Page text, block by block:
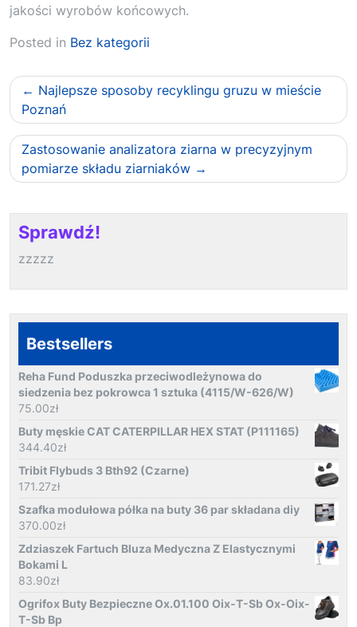
jakości wyrobów końcowych.
Posted in Bez kategorii
Nawigacja
wpisu
Najlepsze sposoby recyklingu gruzu w mieście
Poznań
Zastosowanie analizatora ziarna w precyzyjnym
pomiarze składu ziarniaków
Sprawdź!
zzzzz
Bestsellers
Reha Fund Poduszka przeciwodleżynowa do
siedzenia bez pokrowca 1 sztuka (4115/W-626/W)
75.00zł
Buty męskie CAT CATERPILLAR HEX STAT (P111165)
344.40zł
Tribit Flybuds 3 Bth92 (Czarne)
171.27zł
Szafka modułowa półka na buty 36 par składana diy
370.00zł
Zdziaszek Fartuch Bluza Medyczna Z Elastycznymi
Bokami L
83.90zł
Ogrifox Buty Bezpieczne Ox.01.100 Oix-T-Sb Ox-Oix-
T-Sb Bp